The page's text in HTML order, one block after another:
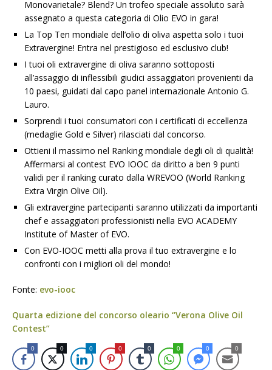
Monovarietale? Blend? Un trofeo speciale assoluto sarà
assegnato a questa categoria di Olio EVO in gara!
La Top Ten mondiale dell’olio di oliva aspetta solo i tuoi
Extravergine! Entra nel prestigioso ed esclusivo club!
I tuoi oli extravergine di oliva saranno sottoposti
all’assaggio di inflessibili giudici assaggiatori provenienti da
10 paesi, guidati dal capo panel internazionale Antonio G.
Lauro.
Sorprendi i tuoi consumatori con i certificati di eccellenza
(medaglie Gold e Silver) rilasciati dal concorso.
Ottieni il massimo nel Ranking mondiale degli oli di qualità!
Affermarsi al contest EVO IOOC da diritto a ben 9 punti
validi per il ranking curato dalla WREVOO (World Ranking
Extra Virgin Olive Oil).
Gli extravergine partecipanti saranno utilizzati da importanti
chef e assaggiatori professionisti nella EVO ACADEMY
Institute of Master of EVO.
Con EVO-IOOC metti alla prova il tuo extravergine e lo
confronti con i migliori oli del mondo!
Fonte: evo-iooc
Quarta edizione del concorso oleario “Verona Olive Oil
Contest”
0 0 0 0 0 0 0 0